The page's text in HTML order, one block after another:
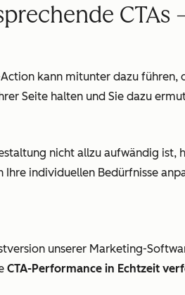
kann mitunter dazu führen,
Seite halten und Sie dazu
nicht allzu aufwändig ist,
Ihre individuellen Bedürfnisse
unserer Marketing-
CTA-Performance in Echtzeit